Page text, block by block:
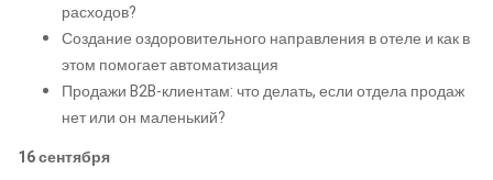
расходов?
Создание оздоровительного направления в отеле и как в
этом помогает автоматизация
Продажи B2B-клиентам: что делать, если отдела продаж
нет или он маленький?
16 сентября